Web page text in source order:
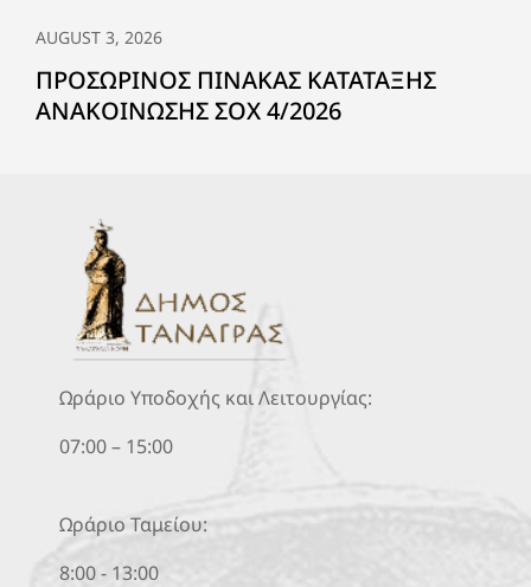
AUGUST 3, 2026
ΠΡΟΣΩΡΙΝΟΣ ΠΙΝΑΚΑΣ ΚΑΤΑΤΑΞΗΣ
ΑΝΑΚΟΙΝΩΣΗΣ ΣΟΧ 4/2026
Ωράριο Υποδοχής και Λειτουργίας:
07:00 – 15:00
Ωράριο Ταμείου:
8:00 - 13:00